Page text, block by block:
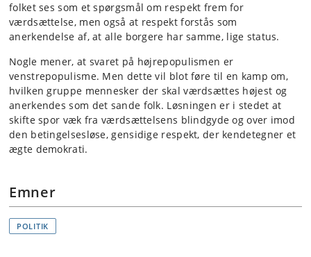
folket ses som et spørgsmål om respekt frem for
værdsættelse, men også at respekt forstås som
anerkendelse af, at alle borgere har samme, lige status.
Nogle mener, at svaret på højrepopulismen er
venstrepopulisme. Men dette vil blot føre til en kamp om,
hvilken gruppe mennesker der skal værdsættes højest og
anerkendes som det sande folk. Løsningen er i stedet at
skifte spor væk fra værdsættelsens blindgyde og over imod
den betingelsesløse, gensidige respekt, der kendetegner et
ægte demokrati.
Emner
POLITIK